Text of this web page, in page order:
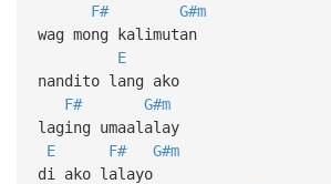
F#
G#m
wag mong kalimutan
E
nandito lang ako
F#
G#m
laging umaalalay
E
F#
G#m
di ako lalayo